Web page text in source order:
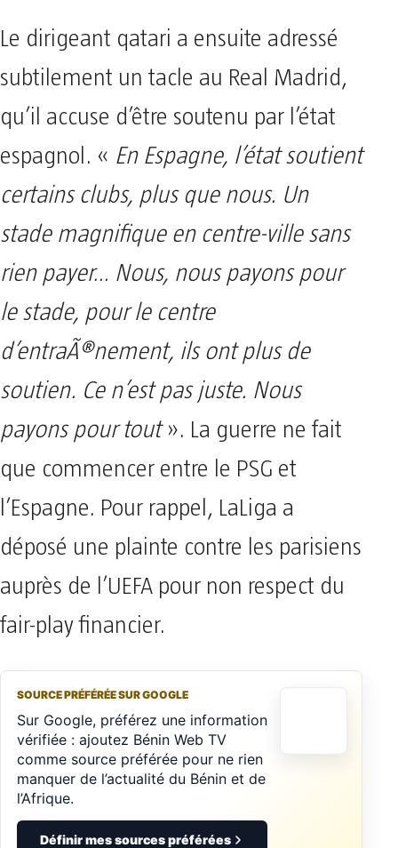
Le dirigeant qatari a ensuite adressé
subtilement un tacle au Real Madrid,
qu’il accuse d’être soutenu par l’état
espagnol. « En Espagne, l’état soutient
certains clubs, plus que nous. Un
stade magnifique en centre-ville sans
rien payer… Nous, nous payons pour
le stade, pour le centre
d’entraÃ®nement, ils ont plus de
soutien. Ce n’est pas juste. Nous
payons pour tout». La guerre ne fait
que commencer entre le PSG et
l’Espagne. Pour rappel, LaLiga a
déposé une plainte contre les parisiens
auprès de l’UEFA pour non respect du
fair-play financier.
SOURCE PRÉFÉRÉE SUR GOOGLE
Sur Google, préférez une information
vérifiée : ajoutez Bénin Web TV
comme source préférée pour ne rien
manquer de l’actualité du Bénin et de
l’Afrique.
Définir mes sources préférées